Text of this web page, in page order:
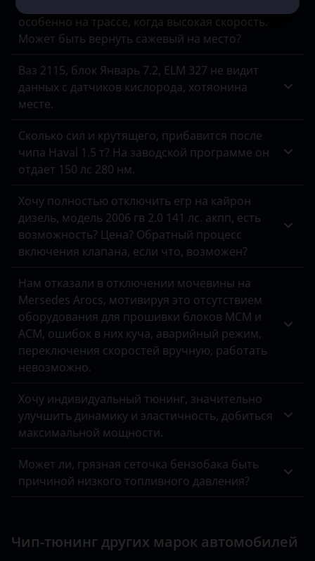
ЗАЗ
УАЗ
особенно на трассе, когда высокая скорость.
Может быть вернуть сажевый на место?
Ваз 2115, блок Январь 7.2, ELM 327 не видит
данных с датчиков кислорода, хотяонина
месте.
Сколько сил и крутящего, прибавится после
чипа Haval 1.5 т? На заводской программе он
отдает 150 лс 280 нм.
Хочу полностью отключить егр на кайрон
дизель, модель 2006 гв 2.0 141 лс. акпп, есть
возможность? Цена? Обратный процесс
включения клапана, если что, возможен?
Нам отказали в отключении мочевины на
Mersedes Arocs, мотивируя это отсутствием
оборудования для прошивки блоков MCM и
ACM, ошибок в них куча, аварийный режим,
переключения скоростей вручную, работать
невозможно.
Хочу индивидуальный тюнинг, значительно
улучшить динамику и эластичность, добиться
максимальной мощности.
Может ли, грязная сеточка бензобака быть
причиной низкого топливного давления?
Чип-тюнинг других марок автомобилей